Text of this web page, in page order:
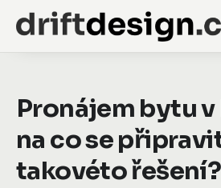
Pronájem bytu v
na co se
takovéto řešení?